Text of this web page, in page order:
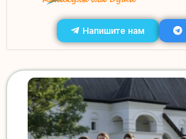
Напишите нам